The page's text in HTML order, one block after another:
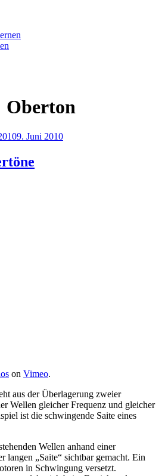
Oberton
9. Juni 2010
on Vimeo.
aus der Überlagerung zweier
Wellen gleicher Frequenz und gleicher
ist die schwingende Saite eines
Wellen anhand einer
langen „Saite“ sichtbar gemacht. Ein
in Schwingung versetzt.